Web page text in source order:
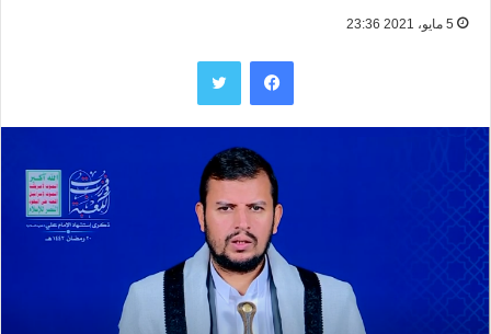
5 مايو، 2021 23:36
فيسبوك تويتر